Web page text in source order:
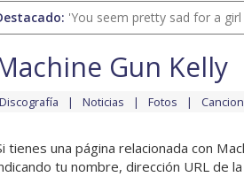
'You seem pretty sad for a
Gun Kelly
Discografía Noticias Fotos
tienes una página relacionada con
tu nombre, dirección URL de